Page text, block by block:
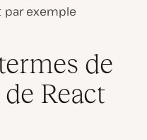
par exemple
de
React